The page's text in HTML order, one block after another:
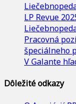
LP Revue
Pracovná
špeciálneho
V Galante
Dôležité odkazy